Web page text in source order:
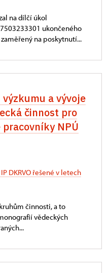
na dílčí úkol
ukončeného
na poskytnutí...
a vývoje
činnost pro
NPÚ
DKRVO řešené v letech
činnosti, a to
vědeckých